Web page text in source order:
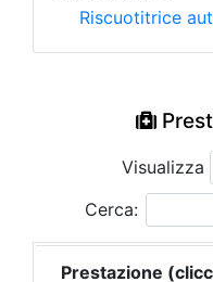
Riscuotitrice
Visualizza
Cerca:
Prestazione